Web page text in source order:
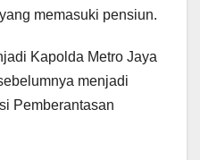
memasuki pensiun.
Kapolda Metro Jaya
menjadi
Pemberantasan